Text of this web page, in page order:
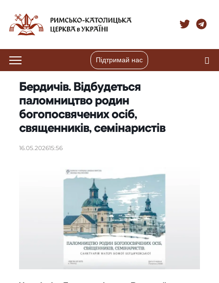
Підтримай нас
Бердичів. Відбудеться
паломництво родин
богопосвячених осіб,
священників, семінаристів
16.05.202615:56